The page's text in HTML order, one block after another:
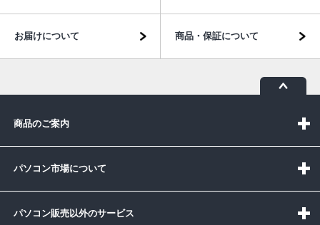
お届けについて 商品・保証について
商品のご案内
パソコン市場について
パソコン販売以外のサービス